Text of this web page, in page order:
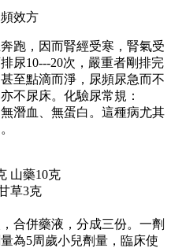
效方
跑，因而腎經受寒，腎氣受
尿10---20次，嚴重者剛排完
至點滴而淨，尿頻尿急而不
不尿床。化驗尿常規：
潛血、無蛋白。這種病尤其
山藥10克
草3克
合併藥液，分成三份。一劑
為5周歲小兒劑量，臨床使